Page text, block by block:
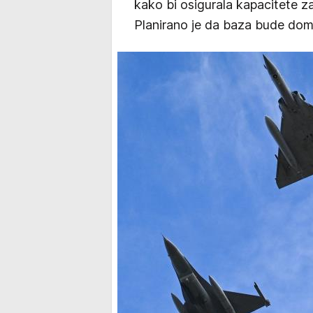
kako bi osigurala kapacitete
Planirano je da baza bude